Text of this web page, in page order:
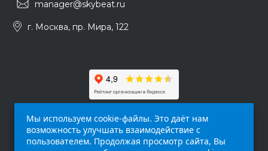
manager@skybeat.ru
г. Москва, пр. Мира, 122
Мы используем cookie-файлы. Это даёт нам
возможность улучшать взаимодействие с
пользователем. Продолжая просмотр сайта, Вы